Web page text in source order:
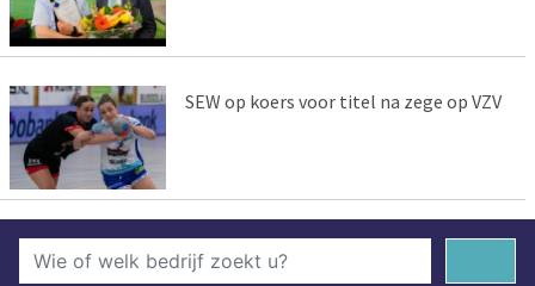
SEW op koers voor titel na zege op VZV